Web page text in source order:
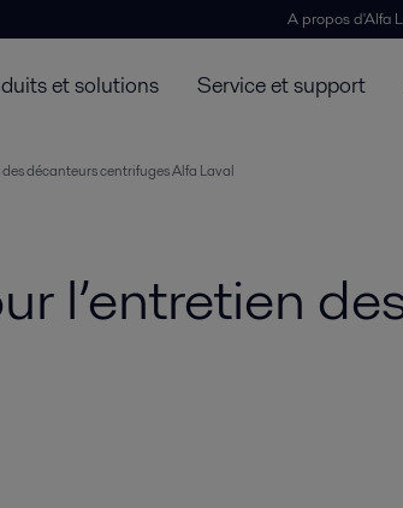
A propos d'Alfa
et solutions Service et support
décanteurs centrifuges Alfa Laval
l’entretien